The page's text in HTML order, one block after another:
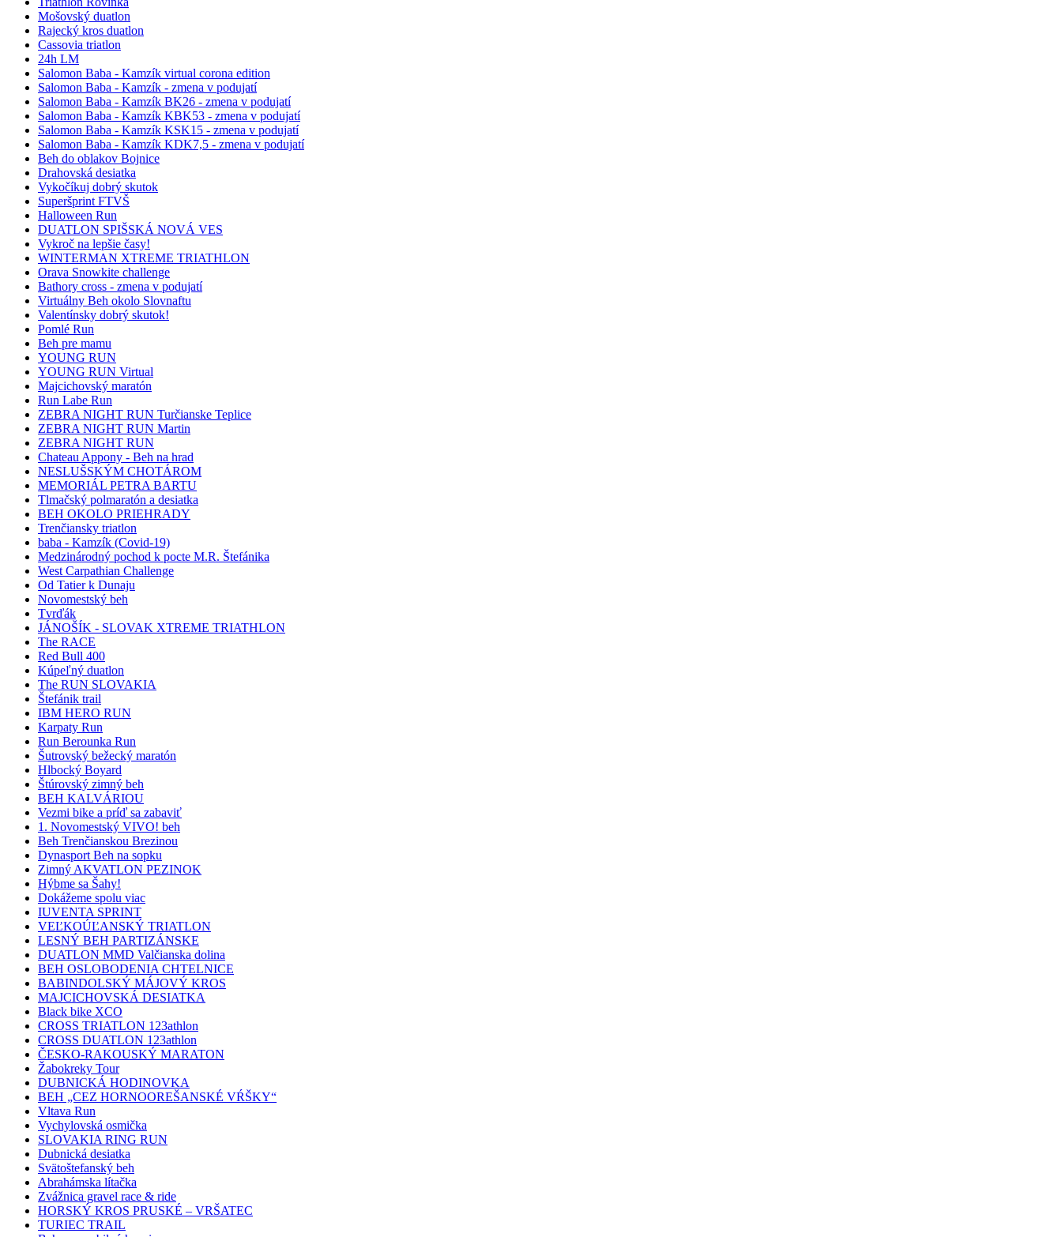
Mošovský duatlon
Rajecký kros duatlon
Cassovia triatlon
24h LM
Salomon Baba - Kamzík virtual corona edition
Salomon Baba - Kamzík - zmena v podujatí
Salomon Baba - Kamzík BK26 - zmena v podujatí
Salomon Baba - Kamzík KBK53 - zmena v podujatí
Salomon Baba - Kamzík KSK15 - zmena v podujatí
Salomon Baba - Kamzík KDK7,5 - zmena v podujatí
Beh do oblakov Bojnice
Drahovská desiatka
Vykočíkuj dobrý skutok
Superšprint FTVŠ
Halloween Run
DUATLON SPIŠSKÁ NOVÁ VES
Vykroč na lepšie časy!
WINTERMAN XTREME TRIATHLON
Orava Snowkite challenge
Bathory cross - zmena v podujatí
Virtuálny Beh okolo Slovnaftu
Valentínsky dobrý skutok!
Pomlé Run
Beh pre mamu
YOUNG RUN
YOUNG RUN Virtual
Majcichovský maratón
Run Labe Run
ZEBRA NIGHT RUN Turčianske Teplice
ZEBRA NIGHT RUN Martin
ZEBRA NIGHT RUN
Chateau Appony - Beh na hrad
NESLUŠSKÝM CHOTÁROM
MEMORIÁL PETRA BARTU
Tlmačský polmaratón a desiatka
BEH OKOLO PRIEHRADY
Trenčiansky triatlon
baba - Kamzík (Covid-19)
Medzinárodný pochod k pocte M.R. Štefánika
West Carpathian Challenge
Od Tatier k Dunaju
Novomestský beh
Tvrďák
JÁNOŠÍK - SLOVAK XTREME TRIATHLON
The RACE
Red Bull 400
Kúpeľný duatlon
The RUN SLOVAKIA
Štefánik trail
IBM HERO RUN
Karpaty Run
Run Berounka Run
Šutrovský bežecký maratón
Hlbocký Boyard
Štúrovský zimný beh
BEH KALVÁRIOU
Vezmi bike a príď sa zabaviť
1. Novomestský VIVO! beh
Beh Trenčianskou Brezinou
Dynasport Beh na sopku
Zimný AKVATLON PEZINOK
Hýbme sa Šahy!
Dokážeme spolu viac
IUVENTA SPRINT
VEĽKOÚĽANSKÝ TRIATLON
LESNÝ BEH PARTIZÁNSKE
DUATLON MMD Valčianska dolina
BEH OSLOBODENIA CHTELNICE
BABINDOLSKÝ MÁJOVÝ KROS
MAJCICHOVSKÁ DESIATKA
Black bike XCO
CROSS TRIATLON 123athlon
CROSS DUATLON 123athlon
ČESKO-RAKOUSKÝ MARATON
Žabokreky Tour
DUBNICKÁ HODINOVKA
BEH „CEZ HORNOOREŠANSKÉ VŔŠKY“
Vltava Run
Vychylovská osmička
SLOVAKIA RING RUN
Dubnická desiatka
Svätoštefanský beh
Abrahámska lítačka
Zvážnica gravel race & ride
HORSKÝ KROS PRUSKÉ – VRŠATEC
TURIEC TRAIL